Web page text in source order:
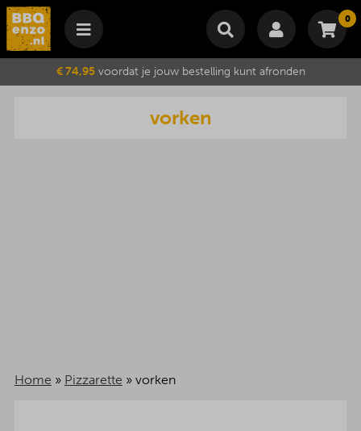
0
Winkelmand
Je winkelwagen is momenteel leeg.
Subtotaal €
Wijzig winkelmand
€ 74,95voordat je jouw bestelling kunt afronden
vorken
Home » Pizzarette » vorken